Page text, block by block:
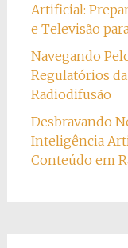
Artificial:
e Televisão
Navegando
Regulatórios
Radiodifusão
Desbravando
Inteligência
Conteúdo em